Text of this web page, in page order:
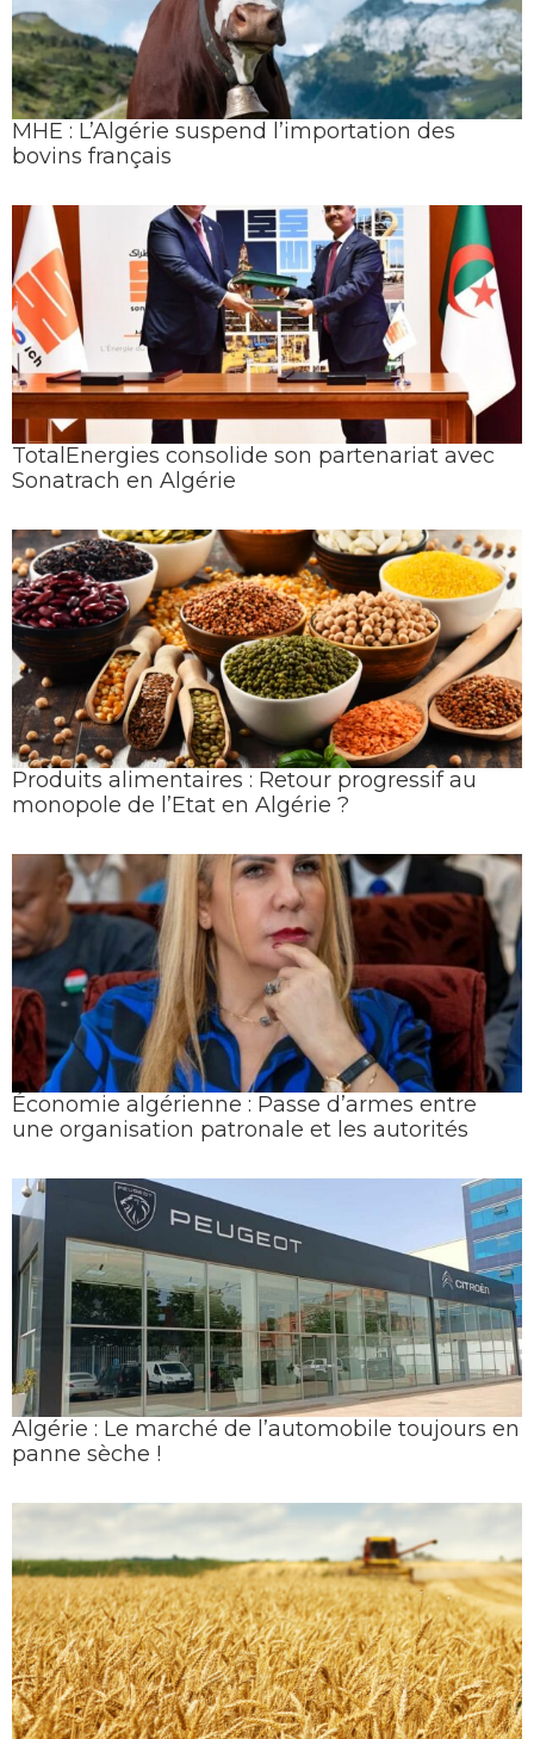
MHE : L’Algérie suspend l’importation des
bovins français
TotalEnergies consolide son partenariat avec
Sonatrach en Algérie
Produits alimentaires : Retour progressif au
monopole de l’Etat en Algérie ?
Économie algérienne : Passe d’armes entre
une organisation patronale et les autorités
Algérie : Le marché de l’automobile toujours en
panne sèche !